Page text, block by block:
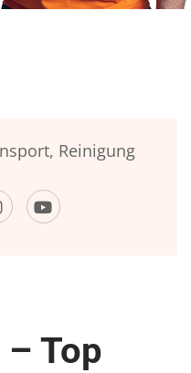
Reinigung
Top